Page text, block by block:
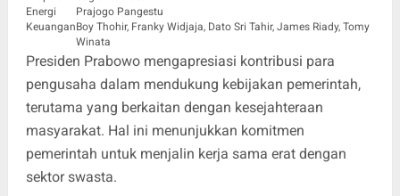
Energi
Prajogo Pangestu
KeuanganBoy Thohir, Franky Widjaja, Dato Sri Tahir, James Riady, Tomy
Winata
Presiden Prabowo mengapresiasi kontribusi para
pengusaha dalam mendukung kebijakan pemerintah,
terutama yang berkaitan dengan kesejahteraan
masyarakat. Hal ini menunjukkan komitmen
pemerintah untuk menjalin kerja sama erat dengan
sektor swasta.